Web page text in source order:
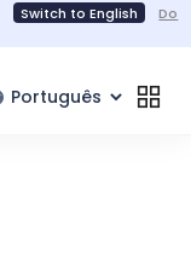
Switch to English
Do